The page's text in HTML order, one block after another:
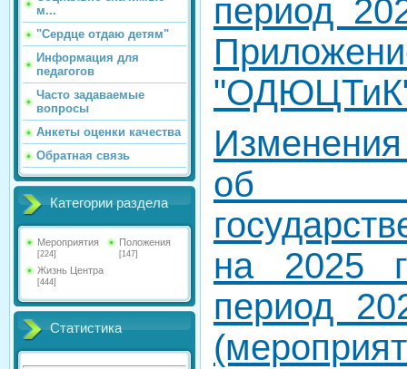
м...
"Сердце отдаю детям"
Информация для
педагогов
Часто задаваемые
вопросы
Анкеты оценки качества
Обратная связь
Категории раздела
Мероприятия
[224]
Положения
[147]
Жизнь Центра
[444]
Статистика
период
об
на 2025
период